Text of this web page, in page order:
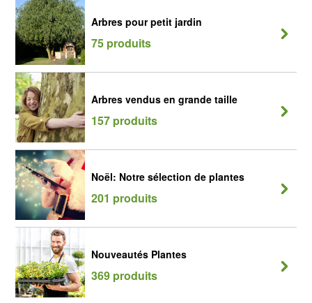
Arbres pour petit jardin
75 produits
Arbres vendus en grande taille
157 produits
Noël: Notre sélection de plantes
201 produits
Nouveautés Plantes
369 produits